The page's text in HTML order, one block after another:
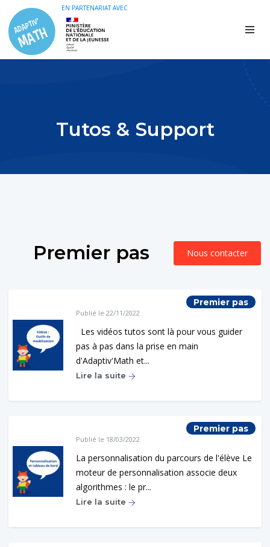
EN PARTENARIAT AVEC
Tutos & Support
Nous contacter
Premier pas
Premier pas
Publié le 22/11/2022
Les vidéos tutos sont là pour vous guider
pas à pas dans la prise en main
d'Adaptiv'Math et...
Lire la suite
Premier pas
Publié le 18/03/2022
La personnalisation du parcours de l'élève Le
moteur de personnalisation associe deux
algorithmes : le pr...
Lire la suite